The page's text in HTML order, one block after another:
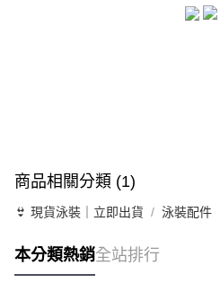
商品相關分類 (1)
👙 現貨泳裝｜立即出貨 泳裝配件
本分類熱銷全站排行